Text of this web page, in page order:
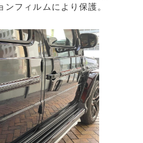
フィルムにより保護。